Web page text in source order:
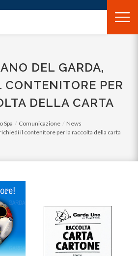
DEL GARDA,
CONTENITORE PER
DELLA CARTA
Spa Comunicazione
News
il contenitore per la raccolta della carta